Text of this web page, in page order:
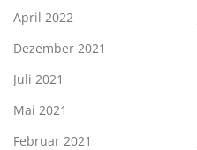
April 2022
Dezember 2021
Juli 2021
Mai 2021
Februar 2021